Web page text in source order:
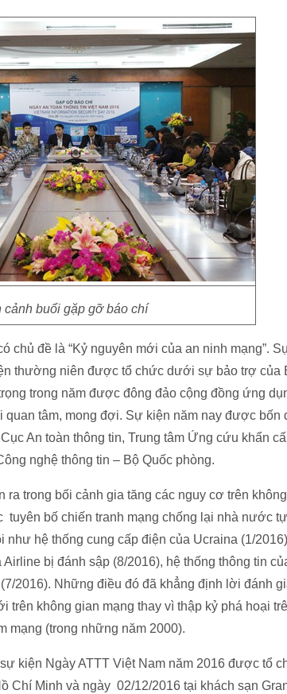
cảnh buổi gặp gỡ báo chí
chủ đề là “Kỷ nguyên mới của an ninh mạng”.
thường niên được tổ chức dưới sự bảo trợ của
trong năm được đông đảo cộng đồng ứng
quan tâm, mong đợi. Sự kiện năm nay được bốn
An toàn thông tin, Trung tâm Ứng cứu khẩn
nghệ thông tin – Bộ Quốc phòng.
ra trong bối cảnh gia tăng các nguy cơ trên
tuyên bố chiến tranh mạng chống lại nhà nước
như hệ thống cung cấp điện của Ucraina (1/
bị đánh sập (8/2016), hệ thống thông tin
2016). Những điều đó đã khẳng định lời đánh
không gian mạng thay vì thập kỷ phá hoại
mạng (trong những năm 2000).
kiện Ngày ATTT Việt Nam năm 2016 được tổ
Chí Minh và ngày 02/12/2016 tại khách sạn